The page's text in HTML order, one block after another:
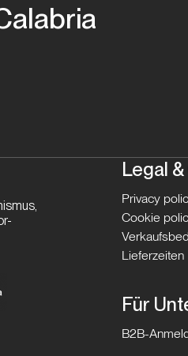
Legal
Privacy
Cookie
Lieferzeiten
Für
B2B-